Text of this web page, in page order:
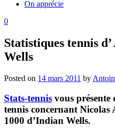
On apprécie
0
Statistiques tennis
Wells
Posted on 14 mars 2011 by
Stats-tennis vous présente
tennis concernant
1000 d’Indian Wells.